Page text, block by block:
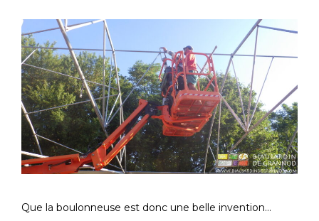
Que la boulonneuse est donc une belle invention…